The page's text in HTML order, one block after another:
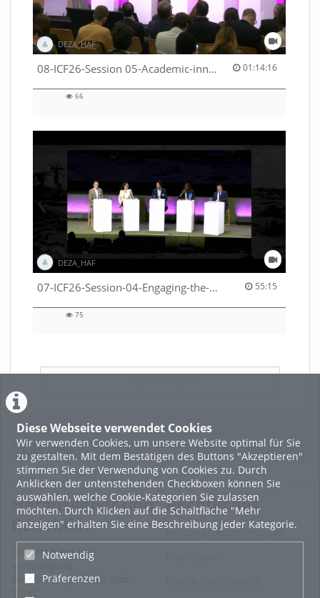
Diese Webseite verwendet Cookies
Wir verwenden Cookies, um unsere Website optimal für Sie
zu gestalten. Mit dem Bestätigen des Buttons "Akzeptieren"
stimmen Sie der Verwendung von Cookies zu. Durch
Anklicken der untenstehenden Checkboxen können Sie
auswählen, welche Cookie-Kategorien Sie zulassen
möchten. Durch Klicken auf die Schaltfläche "Mehr
anzeigen" erhalten Sie eine Beschreibung jeder Kategorie.
Notwendig
Präferenzen
DEZA_HAF
08-ICF26-Session 05-Academic-innovation-meets-international-cooperation-53529531670001791 01:14:16
01:14:16 duration
66
DEZA_HAF
07-ICF26-Session-04-Engaging-the-private-sector-in-humanitarian-contexts-53529531650001791 55:15
55:15 duration
75
Featured
Beliebtheit
Herausgeber und
Redaktion
Departement für
Bevölkerungsschutz und
Rechtliches
Nutzungsbestimmungen